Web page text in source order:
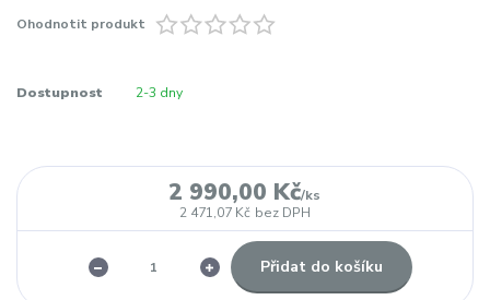
Ohodnotit produkt
Dostupnost 2-3 dny
2 990,00 Kč/ks
2 471,07 Kč bez DPH
Přidat do košíku